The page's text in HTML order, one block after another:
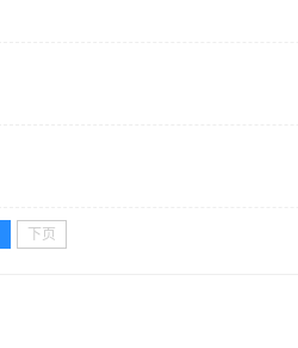
下页